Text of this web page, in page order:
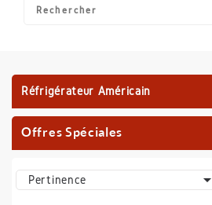
Réfrigérateur Américain
Offres Spéciales
Pertinence 